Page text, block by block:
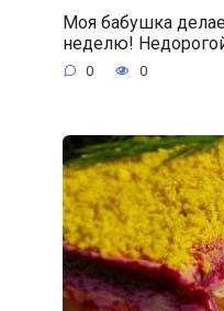
Моя бабушка
неделю!
0 0